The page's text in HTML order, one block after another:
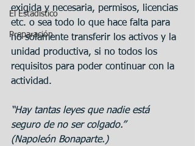
El Estadístico
Preparación
exigida y necesaria, permisos, licencias
etc. o sea todo lo que hace falta para
no solamente transferir los activos y la
unidad productiva, si no todos los
requisitos para poder continuar con la
actividad.
“Hay tantas leyes que nadie está
seguro de no ser colgado.”
(Napoleón Bonaparte.)